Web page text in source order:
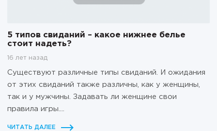
5 типов свиданий – какое нижнее белье
стоит надеть?
16 лет назад
Существуют различные типы свиданий. И ожидания
от этих свиданий также различны, как у женщины,
так и у мужчины. Задавать ли женщине свои
правила игры....
ЧИТАТЬ ДАЛЕЕ